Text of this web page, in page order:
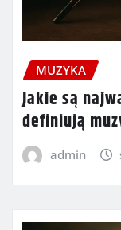
MUZYKA
Jakie są
definiują
admin